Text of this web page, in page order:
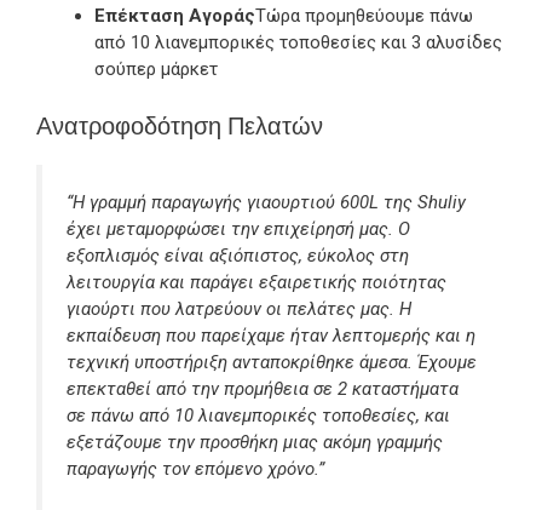
Επέκταση ΑγοράςΤώρα προμηθεύουμε πάνω
από 10 λιανεμπορικές τοποθεσίες και 3 αλυσίδες
σούπερ μάρκετ
Ανατροφοδότηση Πελατών
“Η γραμμή παραγωγής γιαουρτιού 600L της Shuliy
έχει μεταμορφώσει την επιχείρησή μας. Ο
εξοπλισμός είναι αξιόπιστος, εύκολος στη
λειτουργία και παράγει εξαιρετικής ποιότητας
γιαούρτι που λατρεύουν οι πελάτες μας. Η
εκπαίδευση που παρείχαμε ήταν λεπτομερής και η
τεχνική υποστήριξη ανταποκρίθηκε άμεσα. Έχουμε
επεκταθεί από την προμήθεια σε 2 καταστήματα
σε πάνω από 10 λιανεμπορικές τοποθεσίες, και
εξετάζουμε την προσθήκη μιας ακόμη γραμμής
παραγωγής τον επόμενο χρόνο.”